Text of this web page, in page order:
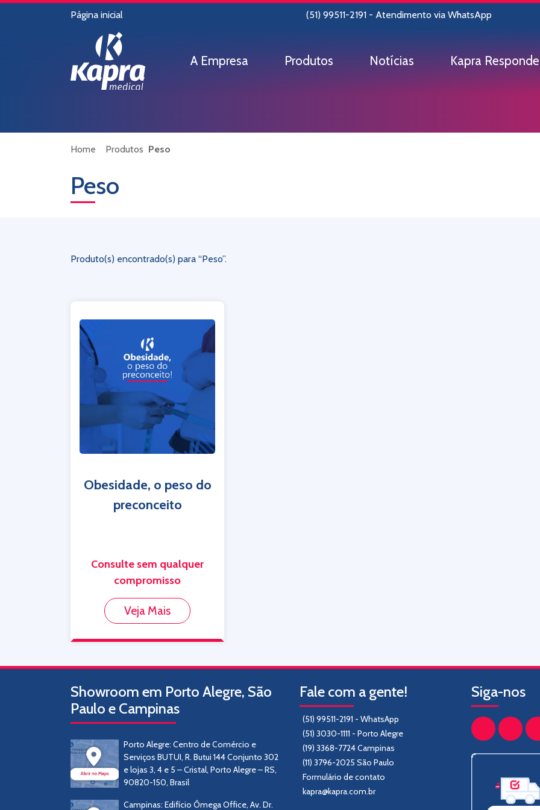
Página inicial (51) 99511-2191 - Atendimento via WhatsApp
A Empresa Produtos Notícias Kapra Responde
Home Produtos Peso
Peso
Produto(s) encontrado(s) para “Peso”.
Obesidade, o peso do
preconceito
Consulte sem qualquer
compromisso
Veja Mais
Showroom em Porto Alegre, São
Paulo e Campinas
Porto Alegre: Centro de Comércio e
Serviços BUTUI, R. Butui 144 Conjunto 302
e lojas 3, 4 e 5 – Cristal, Porto Alegre – RS,
90820-150, Brasil
Campinas: Edifício Ômega Office, Av. Dr.
Fale com a gente!
(51) 99511-2191 - WhatsApp
(51) 3030-1111 - Porto Alegre
(19) 3368-7724 Campinas
(11) 3796-2025 São Paulo
Formulário de contato
kapra@kapra.com.br
Siga-nos